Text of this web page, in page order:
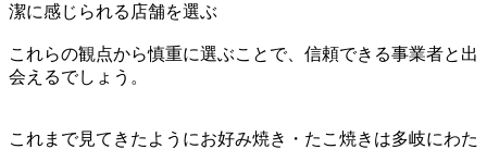
潔に感じられる店舗を選ぶ
これらの観点から慎重に選ぶことで、信頼できる事業者と出
会えるでしょう。
これまで見てきたようにお好み焼き・たこ焼きは多岐にわた